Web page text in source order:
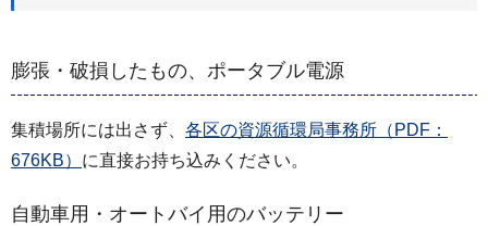
膨張・破損したもの、ポータブル電源
集積場所には出さず、 各区の資源循環局事務所（PDF：
676KB） に直接お持ち込みください。
自動車用・オートバイ用のバッテリー